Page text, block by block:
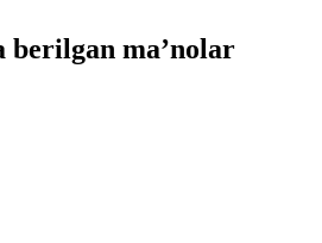
berilgan ma’nolar